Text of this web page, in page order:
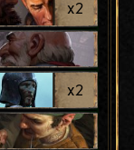
x2
x2